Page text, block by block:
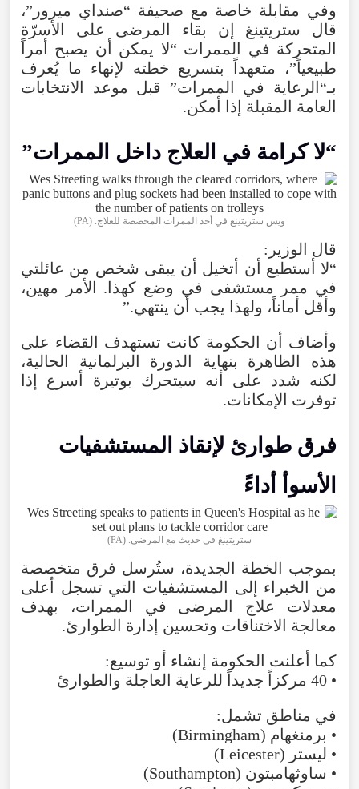
وفي مقابلة خاصة مع صحيفة “صنداي ميرور ”،
قال
ستريتينغ إن بقاء المرضى على
الأسرّة
المتحركة في الممرات “لا يمكن أن يصبح أمراً
طبيعياً”، متعهداً بتسريع خطته لإنهاء ما يُعرف
بـ“الرعاية
في الممرات” قبل موعد
الانتخابات
العامة المقبلة إذا أمكن.
“لا كرامة في العلاج داخل الممرات”
ويس ستريتينغ في أحد الممرات المخصصة للعلاج. (PA
)
قال الوزير :
“لا أستطيع أن أتخيل أن يبقى شخص من عائلتي
في ممر مستشفى في وضع كهذا. الأمر مهين،
وأقل أماناً، ولهذا يجب أن ينتهي.”
وأضاف أن الحكومة كانت تستهدف القضاء على
هذه
الظاهرة بنهاية الدورة البرلمانية الحالية،
لكنه
شدد على أنه سيتحرك بوتيرة أسرع
إذا
توفرت الإمكانات.
فرق طوارئ لإنقاذ المستشفيات
الأسوأ
أداءً
ستريتينغ في حديث مع المرضى. (PA
)
بموجب الخطة الجديدة، ستُرسل فرق متخصصة
من الخبراء إلى المستشفيات التي تسجل أعلى
معدلات
علاج المرضى في الممرات، بهدف
معالجة الاختناقات وتحسين إدارة الطوارئ.
كما أعلنت الحكومة إنشاء أو توسيع:
•
مركزاً جديداً للرعاية العاجلة والطوارئ
في مناطق تشمل:
• برمنغهام (
Birmingham
)
• ليستر (
Leicester
)
• ساوثهامبتون (Southampton
)